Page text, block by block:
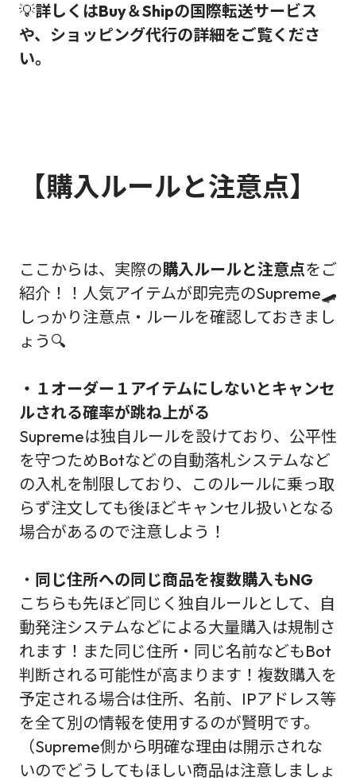
💡詳しくはBuy＆Shipの国際転送サービス
や、ショッピング代行の詳細をご覧くださ
い。
【購入ルールと注意点】
ここからは、実際の購入ルールと注意点をご
紹介！！人気アイテムが即完売のSupreme🛹
しっかり注意点・ルールを確認しておきまし
ょう🔍
・１オーダー１アイテムにしないとキャンセ
ルされる確率が跳ね上がる
Supremeは独自ルールを設けており、公平性
を守つためBotなどの自動落札システムなど
の入札を制限しており、このルールに乗っ取
らず注文しても後ほどキャンセル扱いとなる
場合があるので注意しよう！
・ 同じ住所への同じ商品を複数購入もNG
こちらも先ほど同じく独自ルールとして、自
動発注システムなどによる大量購入は規制さ
れます！また同じ住所・同じ名前などもBot
判断される可能性が高まります！複数購入を
予定される場合は住所、名前、IPアドレス等
を全て別の情報を使用するのが賢明です。
（Supreme側から明確な理由は開示されな
いのでどうしてもほしい商品は注意しましょ